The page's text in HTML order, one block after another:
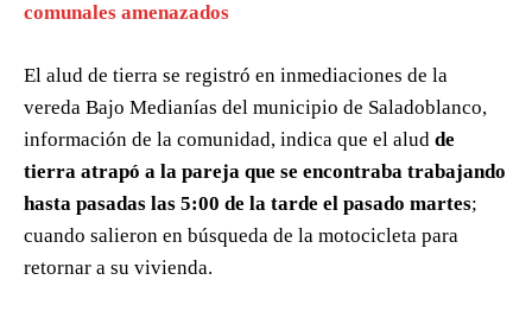
comunales amenazados
El alud de tierra se registró en inmediaciones de la
vereda Bajo Medianías del municipio de Saladoblanco,
información de la comunidad, indica que el alud de
tierra atrapó a la pareja que se encontraba trabajando
hasta pasadas las 5:00 de la tarde el pasado martes;
cuando salieron en búsqueda de la motocicleta para
retornar a su vivienda.